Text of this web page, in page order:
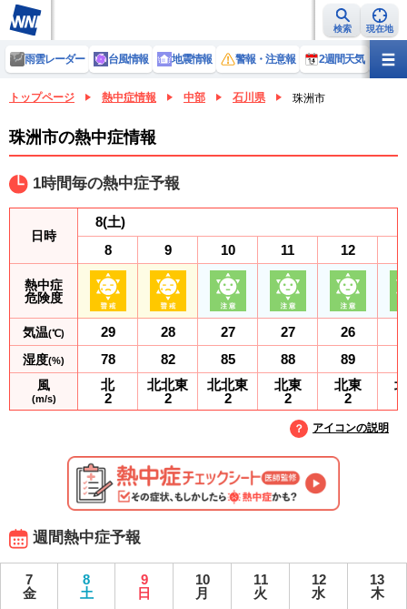
検索 現在地
雨雲レーダー 台風情報 地震情報 警報・注意報 2週間天気 ラ
トップページ 熱中症情報 中部 石川県 珠洲市
珠洲市の熱中症情報
1時間毎の熱中症予報
日時
熱中症
危険度
気温(℃)
湿度(%)
風
(m/s)
8(土)
8
29
78
北
2
9
28
82
北北東
2
10
27
85
北北東
2
11
27
88
北東
2
12
26
89
北東
2
アイコンの説明
週間熱中症予報
7
金
8
土
9
日
10
月
11
火
12
水
13
木